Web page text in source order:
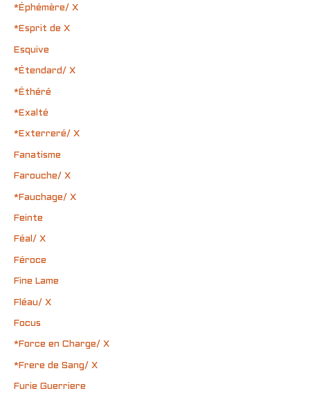
*Éphémère/ X
*Esprit de X
Esquive
*Étendard/ X
*Éthéré
*Exalté
*Exterreré/ X
Fanatisme
Farouche/ X
*Fauchage/ X
Feinte
Féal/ X
Féroce
Fine Lame
Fléau/ X
Focus
*Force en Charge/ X
*Frere de Sang/ X
Furie Guerriere